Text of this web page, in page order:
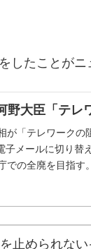
したことがニ
大臣「テレ
が「テレワークの
子メールに切り替
での全廃を目指す。
止められな